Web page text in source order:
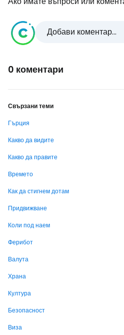
Добави коментар...
0 коментари
Свързани теми
Гърция
Какво да видите
Какво да правите
Времето
Как да стигнем дотам
Придвижване
Коли под наем
Ферибот
Валута
Храна
Култура
Безопасност
Виза